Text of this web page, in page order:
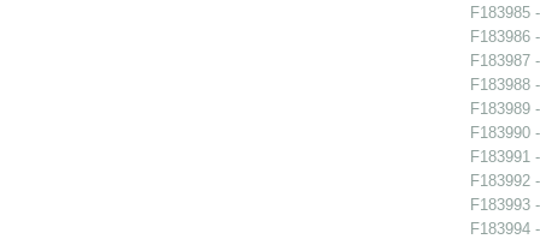
F183985
F183986
F183987
F183988
F183989
F183990
F183991
F183992
F183993
F183994